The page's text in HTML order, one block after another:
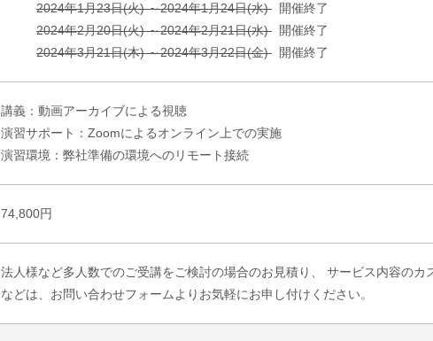
2024年1月23日(火) ～2024年1月24日(水) 開催終了
2024年2月20日(火) ～2024年2月21日(水) 開催終了
2024年3月21日(木) ～2024年3月22日(金) 開催終了
講義：動画アーカイブによる視聴
演習サポート：Zoomによるオンライン上での実施
演習環境：弊社準備の環境へのリモート接続
74,800円
法人様など多人数でのご受講をご検討の場合のお見積り、 サービス内容の
などは、お問い合わせフォームよりお気軽にお申し付けください。